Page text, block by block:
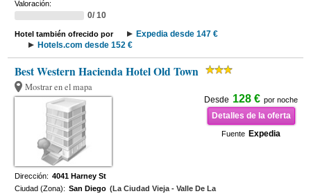
Valoración:
0/ 10
Hotel también ofrecido por
Expedia desde 147 €
Hotels.com desde 152 €
Best Western Hacienda Hotel Old Town
Mostrar en el mapa
Desde 128 € por noche
Detalles de la oferta
Fuente Expedia
Dirección: 4041 Harney St
Ciudad (Zona): San Diego (La Ciudad Vieja - Valle De La